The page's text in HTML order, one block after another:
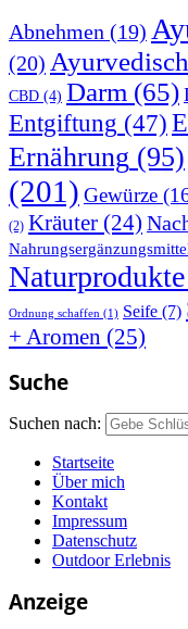
Abnehmen (19)
(20)
CBD (4) Darm (65)
Entgiftung (47)
Ernährung (95)
(201) Gewürze
(2) Kräuter (24)
Naturprodukte
Ordnung schaffen (1) Seife (7)
+ Aromen (25)
Suche
Suchen nach:
Startseite
Über mich
Kontakt
Impressum
Datenschutz
Outdoor Erlebnis
Anzeige